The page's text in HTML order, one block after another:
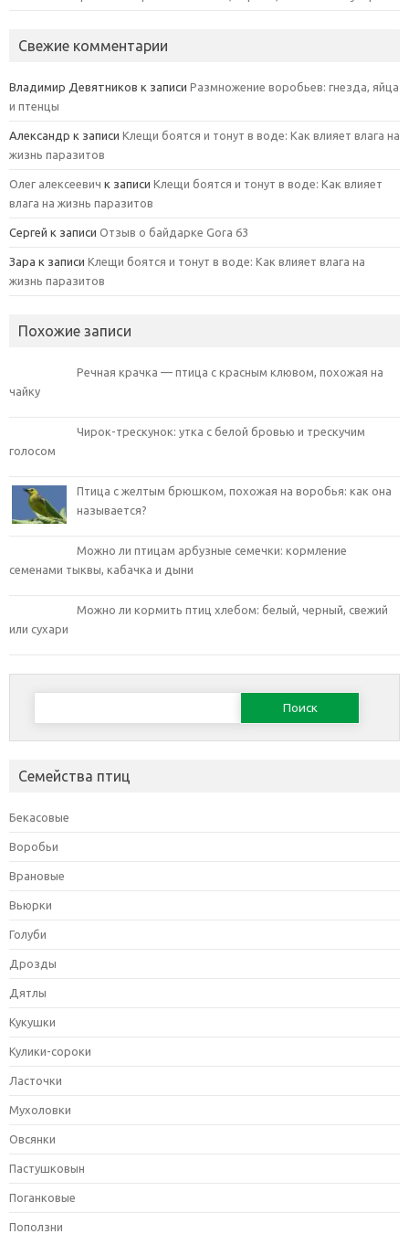
Свежие комментарии
Владимир Девятников к записи Размножение воробьев: гнезда, яйца
и птенцы
Александр к записи Клещи боятся и тонут в воде: Как влияет влага на
жизнь паразитов
Олег алексеевич к записи Клещи боятся и тонут в воде: Как влияет
влага на жизнь паразитов
Сергей к записи Отзыв о байдарке Gora 63
Зара к записи Клещи боятся и тонут в воде: Как влияет влага на
жизнь паразитов
Похожие записи
Речная крачка — птица с красным клювом, похожая на
чайку
Чирок-трескунок: утка с белой бровью и трескучим
голосом
Птица с желтым брюшком, похожая на воробья: как она
называется?
Можно ли птицам арбузные семечки: кормление
семенами тыквы, кабачка и дыни
Можно ли кормить птиц хлебом: белый, черный, свежий
или сухари
Найти:
Семейства птиц
Бекасовые
Воробьи
Врановые
Вьюрки
Голуби
Дрозды
Дятлы
Кукушки
Кулики-сороки
Ласточки
Мухоловки
Овсянки
Пастушковын
Поганковые
Поползни